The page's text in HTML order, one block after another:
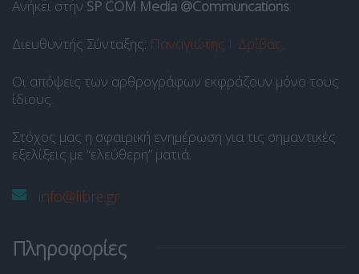
Ανήκει στην SP COM Media @Communcations.
Διευθυντής Σύνταξης: Παναγιώτης Ι. Δρίβας.
Οι απόψεις των αρθρογράφων εκφράζουν μόνο τους
ίδιους.
Στόχος μας η σφαιρική ενημέρωση για τις σημαντικές
εξελίξεις με “ελεύθερη” ματιά.
info@libre.gr
Πληροφορίες